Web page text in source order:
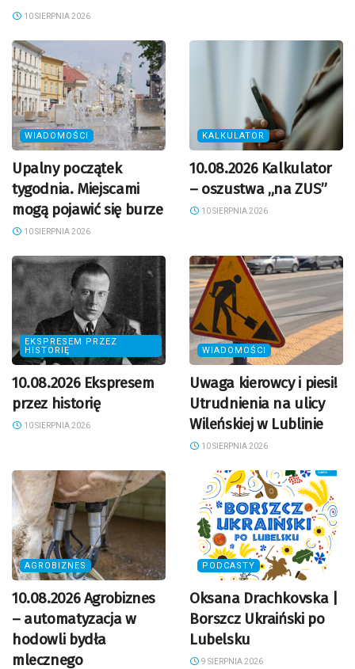
10 SIERPNIA 2026
WIADOMOŚCI
Upalny początek
tygodnia. Miejscami
mogą pojawić się burze
10 SIERPNIA 2026
KALKULATOR
10.08.2026 Kalkulator
– oszustwa „na ZUS”
10 SIERPNIA 2026
EKSPRESEM PRZEZ
HISTORIĘ
10.08.2026 Ekspresem
przez historię
10 SIERPNIA 2026
WIADOMOŚCI
Uwaga kierowcy i piesi!
Utrudnienia na ulicy
Wileńskiej w Lublinie
10 SIERPNIA 2026
AGROBIZNES
10.08.2026 Agrobiznes
– automatyzacja w
hodowli bydła
mlecznego
PODCASTY
Oksana Drachkovska |
Borszcz Ukraiński po
Lubelsku
9 SIERPNIA 2026